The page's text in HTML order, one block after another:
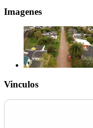
Imagenes
Vinculos